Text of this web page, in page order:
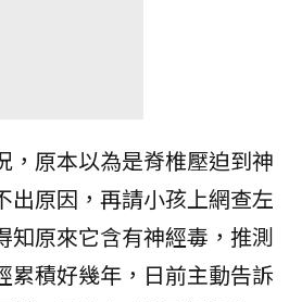
，原本以為是脊椎壓迫到神
出原因，再請小孩上網查左
知原來它含有神經毒，推測
累積好幾年，日前主動告訴